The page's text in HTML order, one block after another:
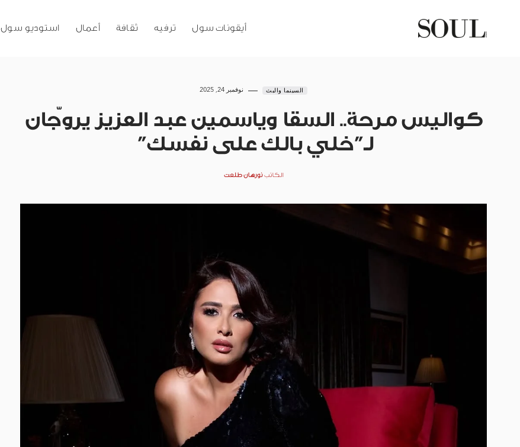
أيقونات سول ترفيه ثقافة أعمال استوديو سول
السينما والبث نوفمبر 24, 2025
كواليس مرحة.. السقا وياسمين عبد العزيز يروّجان
لـ”خلي بالك على نفسك”
الكاتب نورهان طلعت